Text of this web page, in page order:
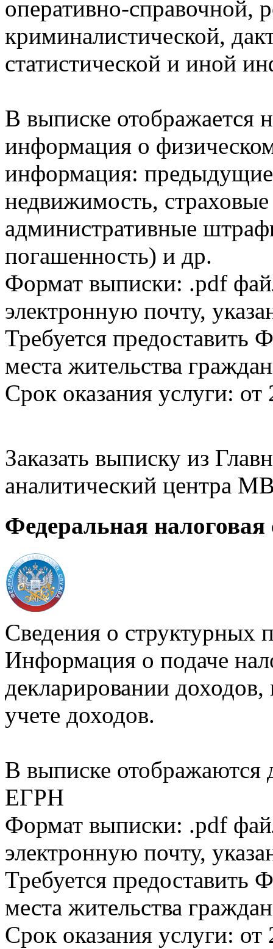
оперативно-справочной,
криминалистической,
статистической и иной
В выписке отображается
информация о
информация:
недвижимость,
административные
погашенность) и др.
Формат выписки: .pdf
электронную почту,
Требуется
места жительства
Срок оказания услуги: от
Заказать выписку из
аналитический центра
Федеральная налоговая
Сведения о структурных
Информация о подаче
декларировании доходов,
учете доходов.
В выписке
ЕГРН
Формат выписки: .pdf
электронную почту,
Требуется
места жительства
Срок оказания услуги: от